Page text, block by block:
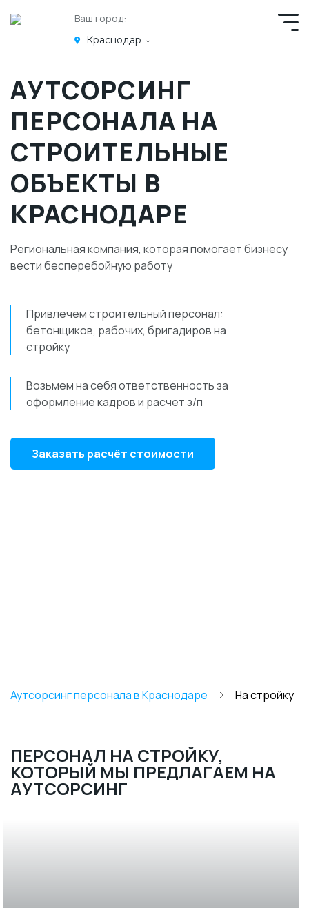
Ваш город:
Краснодар
АУТСОРСИНГ
ПЕРСОНАЛА НА
СТРОИТЕЛЬНЫЕ
ОБЪЕКТЫ В
КРАСНОДАРЕ
Региональная компания, которая помогает бизнесу
вести бесперебойную работу
Привлечем строительный персонал:
бетонщиков, рабочих, бригадиров на
стройку
Возьмем на себя ответственность за
оформление кадров и расчет з/п
Заказать расчёт стоимости
Аутсорсинг персонала в Краснодаре На стройку
ПЕРСОНАЛ НА СТРОЙКУ,
КОТОРЫЙ МЫ ПРЕДЛАГАЕМ НА
АУТСОРСИНГ